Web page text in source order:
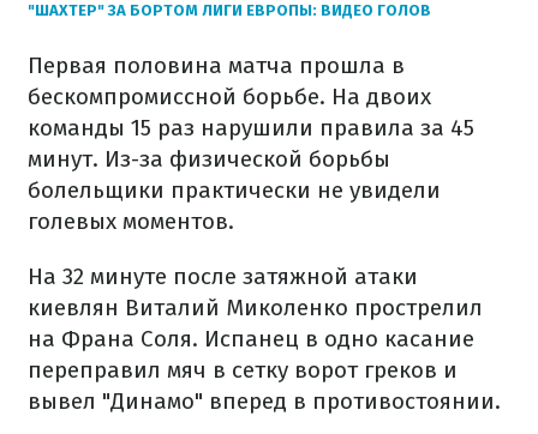
"ШАХТЕР" ЗА БОРТОМ ЛИГИ ЕВРОПЫ: ВИДЕО ГОЛОВ
Первая половина матча прошла в
бескомпромиссной борьбе. На двоих
команды 15 раз нарушили правила за 45
минут. Из-за физической борьбы
болельщики практически не увидели
голевых моментов.
На 32 минуте после затяжной атаки
киевлян Виталий Миколенко прострелил
на Франа Соля. Испанец в одно касание
переправил мяч в сетку ворот греков и
вывел "Динамо" вперед в противостоянии.